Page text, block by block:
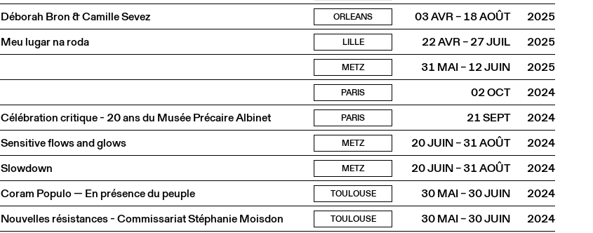
Déborah Bron & Camille Sevez ORLEANS 03 AVR – 18 AOÛT
2025
Meu lugar na roda LILLE 22 AVR – 27 JUIL
2025
METZ 31 MAI – 12 JUIN
2025
PARIS 02 OCT
2024
Célébration critique - 20 ans du Musée Précaire Albinet PARIS 21 SEPT
2024
Sensitive flows and glows METZ 20 JUIN – 31 AOÛT
2024
Slowdown METZ 20 JUIN – 31 AOÛT
2024
Coram Populo — En présence du peuple TOULOUSE 30 MAI – 30 JUIN
2024
Nouvelles résistances - Commissariat Stéphanie Moisdon TOULOUSE 30 MAI – 30 JUIN
2024